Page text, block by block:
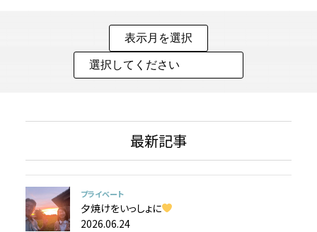
最新記事
プライベート
夕焼けをいっしょに
2026.06.24